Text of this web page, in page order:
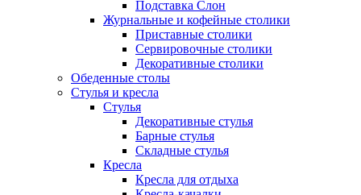
Подставка Слон
Журнальные и кофейные столики
Приставные столики
Сервировочные столики
Декоративные столики
Обеденные столы
Стулья и кресла
Стулья
Декоративные стулья
Барные стулья
Складные стулья
Кресла
Кресла для отдыха